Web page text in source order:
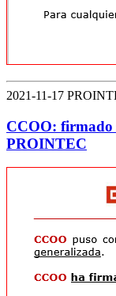
2021-11-17
CCOO: firmado
PROINTEC